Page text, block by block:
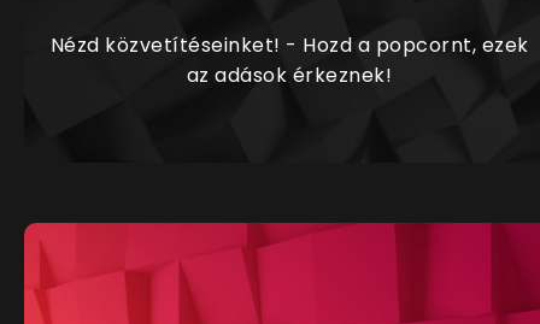
Nézd közvetítéseinket! - Hozd a popcornt, ezek
az adások érkeznek!